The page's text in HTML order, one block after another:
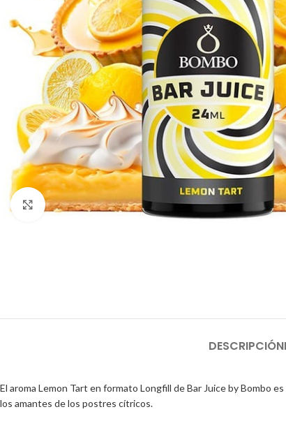
Clic para ampliar
DESCRIPCIÓN
El aroma Lemon Tart en formato Longfill de Bar Juice by Bombo
los amantes de los postres cítricos.